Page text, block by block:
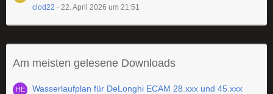
clod22 22. April 2026 um 21:51
Am meisten gelesene Downloads
Wasserlaufplan für DeLonghi ECAM 28.xxx und 45.xxx